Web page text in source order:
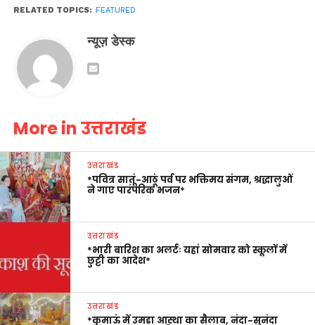
RELATED TOPICS: FEATURED
न्यूज़ डेस्क
More in उत्तराखंड
उत्तराखंड
*पवित्र सातूं-आठूं पर्व पर भक्तिमय संगम, श्रद्धालुओं
ने गाए पारंपरिक भजन*
उत्तराखंड
*भारी बारिश का अलर्टः यहां सोमवार को स्कूलों में
छुट्टी का आदेश*
उत्तराखंड
*कुमाऊं में उमड़ा आस्था का सैलाब, नंदा-सुनंदा